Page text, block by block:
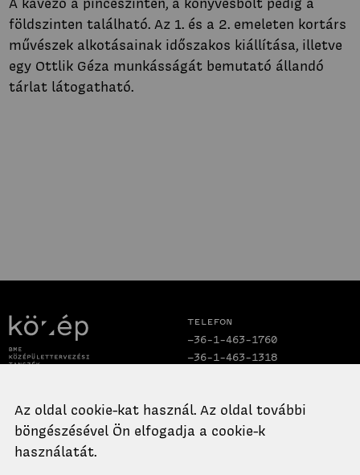
földszinten található. Az 1. és a 2. emeleten kortárs
művészek alkotásainak időszakos kiállítása, illetve
egy Ottlik Géza munkásságát bemutató állandó
tárlat látogatható.
Telefon
+36-1-463-1760
+36-1-463-1318
titkarsag.ko@epk.bme.hu
1111 Budapest,
Műegyetem rkp. 3.,
Az oldal cookie-kat használ. Az oldal további
böngészésével Ön elfogadja a cookie-k
használatát.